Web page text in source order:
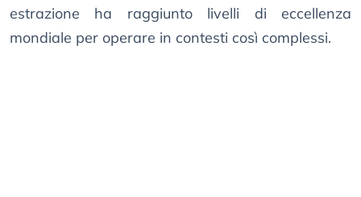
estrazione ha raggiunto livelli di eccellenza
mondiale per operare in contesti così complessi.